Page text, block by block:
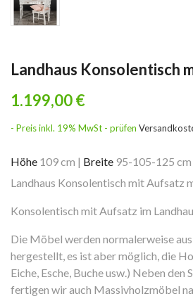
Landhaus Konsolentisch
1.199,00 €
- Preis inkl. 19% MwSt - prüfen
Höhe 109 cm | Breite 95-105-125 cm
Landhaus Konsolentisch mit Aufsatz
Konsolentisch mit Aufsatz im
Die Möbel werden normalerweise
hergestellt, es ist aber möglich, die
Eiche, Esche, Buche usw.) Neben den
fertigen wir auch Massivholzmöbel